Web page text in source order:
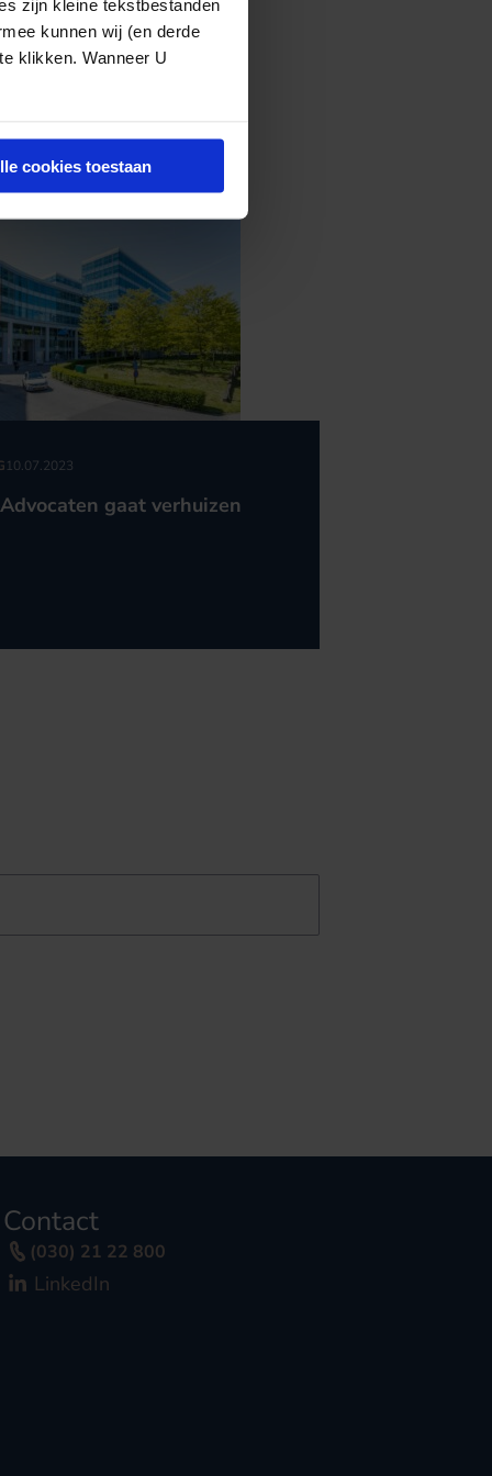
zijn kleine tekstbestanden
kunnen wij (en derde
klikken. Wanneer U
cookies toestaan
10.07.2023
gaat verhuizen
Contact
(030) 21 22 800
LinkedIn